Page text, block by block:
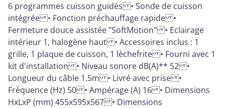
6 programmes cuisson guidés • Sonde de cuisson
intégrée • Fonction préchauffage rapide •
Fermeture douce assistée "SoftMotion" • Eclairage
intérieur 1, halogène haut • Accessoires inclus : 1
grille, 1 plaque de cuisson, 1 lèchefrite • Fourni avec 1
kit d'installation • Niveau sonore dB(A)** 52 •
Longueur du câble 1.5m • Livré avec prise •
Fréquence (Hz) 50 • Ampérage (A) 16 • Dimensions
HxLxP (mm) 455x595x567 • Dimensions